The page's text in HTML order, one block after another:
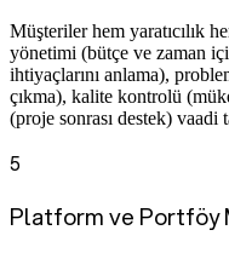
Müşteriler hem yaratıcılık
yönetimi (bütçe ve zaman
ihtiyaçlarını anlama),
çıkma), kalite kontrolü
(proje sonrası destek) vaadi
5
Platform ve Portföy